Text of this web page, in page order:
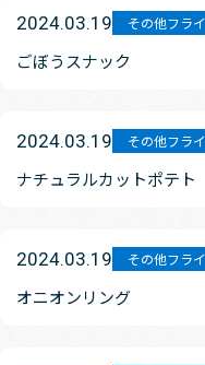
2024.03.19 その他フライ
ごぼうスナック
2024.03.19 その他フライ
ナチュラルカットポテト
2024.03.19 その他フライ
オニオンリング